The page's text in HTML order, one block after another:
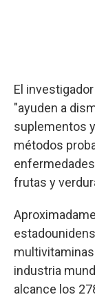
El
"ayuden a
suplementos
métodos
frutas y
industria
alcance los